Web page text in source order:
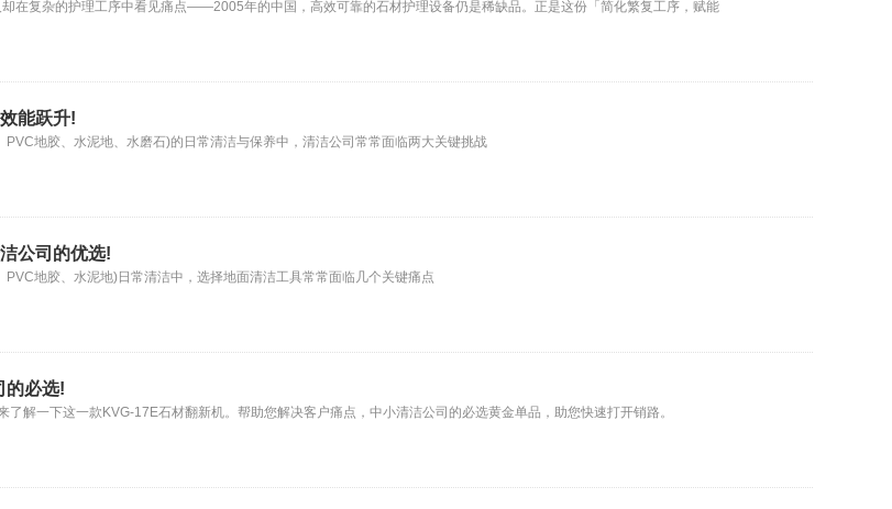
在复杂的护理工序中看见痛点——2005年的中国，高效可靠的石材护理设备仍是稀缺品。正是这份「简化繁复工序，赋能
能跃升!
地胶、水泥地、水磨石)的日常清洁与保养中，清洁公司常常面临两大关键挑战
公司的优选!
地胶、水泥地)日常清洁中，选择地面清洁工具常常面临几个关键痛点
的必选!
解一下这一款KVG-17E石材翻新机。帮助您解决客户痛点，中小清洁公司的必选黄金单品，助您快速打开销路。